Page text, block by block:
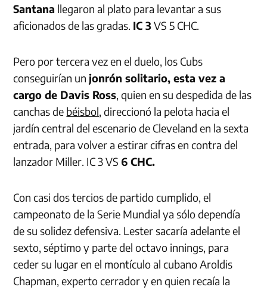
Santana llegaron al plato para levantar a sus
aficionados de las gradas. IC 3VS 5 CHC.
Pero por tercera vez en el duelo, los Cubs
conseguirían unjonrón solitario, esta vez a
cargo de Davis Ross, quien en su despedida de las
canchas de béisbol, direccionó la pelota hacia el
jardín central del escenario de Cleveland en la sexta
entrada, para volver a estirar cifras en contra del
lanzador Miller. IC 3 VS 6 CHC.
Con casi dos tercios de partido cumplido, el
campeonato de la Serie Mundial ya sólo dependía
de su solidez defensiva. Lester sacaría adelante el
sexto, séptimo y parte del octavo innings, para
ceder su lugar en el montículo al cubano Aroldis
Chapman, experto cerrador y en quien recaía la